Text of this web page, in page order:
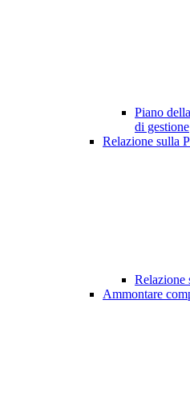
Piano
di gestione
Relazione sulla
Relazione
Ammontare